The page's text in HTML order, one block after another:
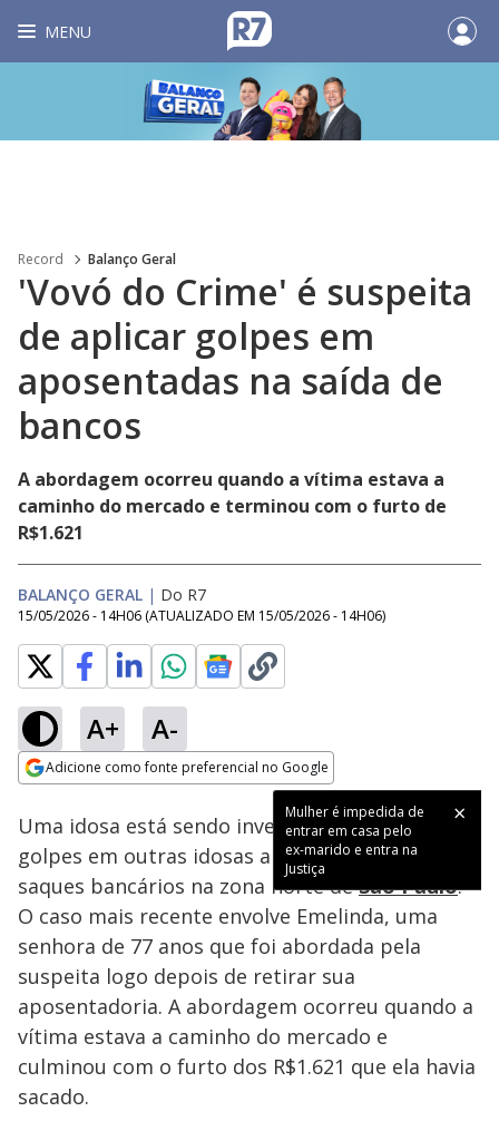
MENU
Record Balanço Geral
'Vovó do Crime' é suspeita
de aplicar golpes em
aposentadas na saída de
bancos
A abordagem ocorreu quando a vítima estava a
caminho do mercado e terminou com o furto de
R$1.621
BALANÇO GERAL | Do R7
15/05/2026 - 14H06 (ATUALIZADO EM 15/05/2026 - 14H06)
A+ A-
Adicione como fonte preferencial no Google
Mulher é impedida de
entrar em casa pelo
ex-marido e entra na
Justiça
Ativar
Loaded
18.70%
Uma idosa está sendo investigada por aplicar
golpes em outras idosas após elas realizarem
saques bancários na zona norte deSão Paulo.
O caso mais recente envolve Emelinda, uma
senhora de 77 anos que foi abordada pela
suspeita logo depois de retirar sua
aposentadoria. A abordagem ocorreu quando a
vítima estava a caminho do mercado e
culminou com o furto dos R$1.621 que ela havia
sacado.